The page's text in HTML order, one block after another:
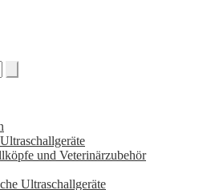
und Veterinärzubehör
Ultraschallgeräte